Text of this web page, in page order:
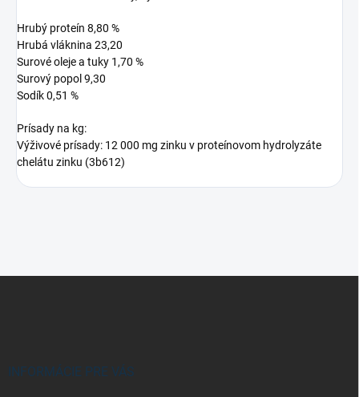
Hrubý proteín 8,80 %
Hrubá vláknina 23,20
Surové oleje a tuky 1,70 %
Surový popol 9,30
Sodík 0,51 %
Prísady na kg:
Výživové prísady: 12 000 mg zinku v proteínovom hydrolyzáte
chelátu zinku (3b612)
INFORMÁCIE PRE VÁS